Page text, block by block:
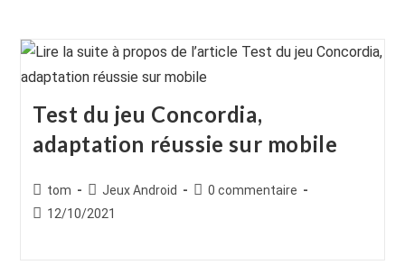
Test du jeu Concordia,
adaptation réussie sur mobile
Auteur/autrice
de
tom
Post
category:
Jeux Android
Commentaires
0 commentaire
Publication
12/10/2021